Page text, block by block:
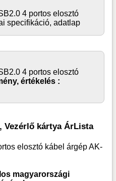
4 portos elosztó
specifikáció, adatlap
4 portos elosztó
értékelés :
Vezérlő kártya ÁrLista
elosztó kábel árgép AK-
magyarországi